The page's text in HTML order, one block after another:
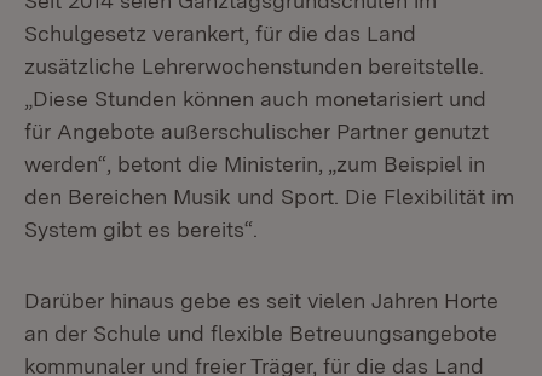
Schulgesetz verankert, für die das Land
zusätzliche Lehrerwochenstunden bereitstelle.
„Diese Stunden können auch monetarisiert und
für Angebote außerschulischer Partner genutzt
werden“, betont die Ministerin, „zum Beispiel in
den Bereichen Musik und Sport. Die Flexibilität im
System gibt es bereits“.
Darüber hinaus gebe es seit vielen Jahren Horte
an der Schule und flexible Betreuungsangebote
kommunaler und freier Träger, für die das Land